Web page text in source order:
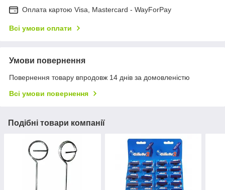
Оплата картою Visa, Mastercard - WayForPay
Всі умови оплати
Умови повернення
Повернення товару впродовж 14 днів за домовленістю
Всі умови повернення
Подібні товари компанії